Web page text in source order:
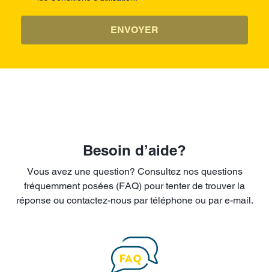
ENVOYER
Besoin d’aide?
Vous avez une question? Consultez nos questions
fréquemment posées (FAQ) pour tenter de trouver la
réponse ou contactez-nous par téléphone ou par e-mail.